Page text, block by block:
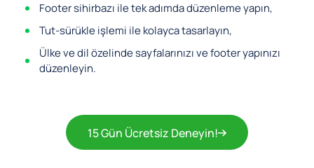
Footer sihirbazı ile tek adımda düzenleme yapın,
Tut-sürükle işlemi ile kolayca tasarlayın,
Ülke ve dil özelinde sayfalarınızı ve footer yapınızı
düzenleyin.
15 Gün Ücretsiz Deneyin!